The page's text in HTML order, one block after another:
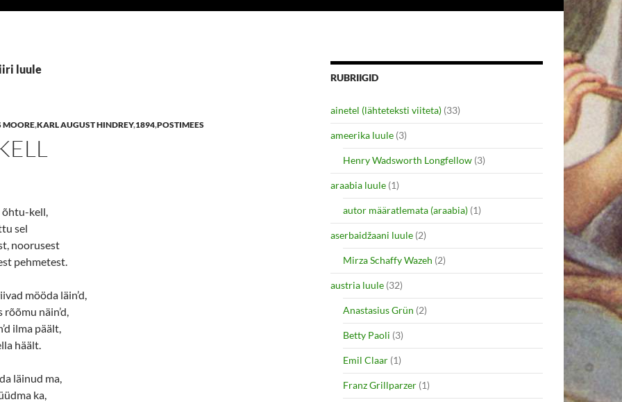
luule
MOORE,KARL AUGUST HINDREY,1894,POSTIMEES
õhtu-kell,
sel
noorusest
pehmetest.
mööda läin’d,
rõõmu näin’d,
ilma päält,
häält.
läinud ma,
ka,
RUBRIIGID
ainetel (lähteteksti viiteta) (33)
ameerika luule (3)
Henry Wadsworth Longfellow (3)
araabia luule (1)
autor määratlemata (araabia) (1)
aserbaidžaani luule (2)
Mirza Schaffy Wazeh (2)
austria luule (32)
Anastasius Grün (2)
Betty Paoli (3)
Emil Claar (1)
Franz Grillparzer (1)